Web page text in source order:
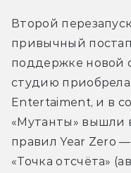
Второй
привычный
поддержке новой
студию
Entertaiment, и в
«Мутанты» вышли
правил Year Zero
«Точка отсчёта»